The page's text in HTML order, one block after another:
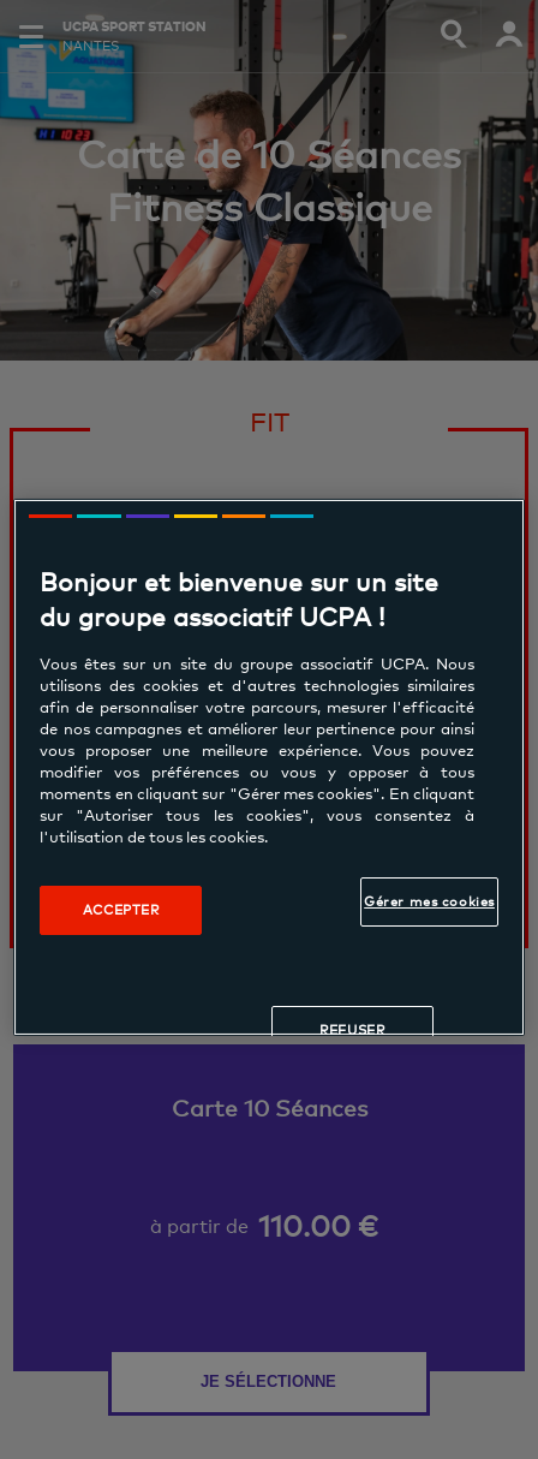
UCPA SPORT STATION
NANTES
Carte de 10 Séances
Fitness Classique
FIT
Carte de 10 Séances Fitness
À partir de
Pour suivre des cours cardio & renfo avec
des coachs au top. Pour se booster gâce
à la dynamique du groupe. Pour débriefer
de la séance autour d'un verre .
Carte 10 Séances
à partir de 110.00 €
JE SÉLECTIONNE
Bonjour et bienvenue sur un site
du groupe associatif UCPA !
Vous êtes sur un site du groupe associatif UCPA. Nous
utilisons des cookies et d'autres technologies similaires
afin de personnaliser votre parcours, mesurer l'efficacité
de nos campagnes et améliorer leur pertinence pour ainsi
vous proposer une meilleure expérience. Vous pouvez
modifier vos préférences ou vous y opposer à tous
moments en cliquant sur "Gérer mes cookies". En cliquant
sur "Autoriser tous les cookies", vous consentez à
l'utilisation de tous les cookies.
Gérer mes cookies
REFUSER
ACCEPTER